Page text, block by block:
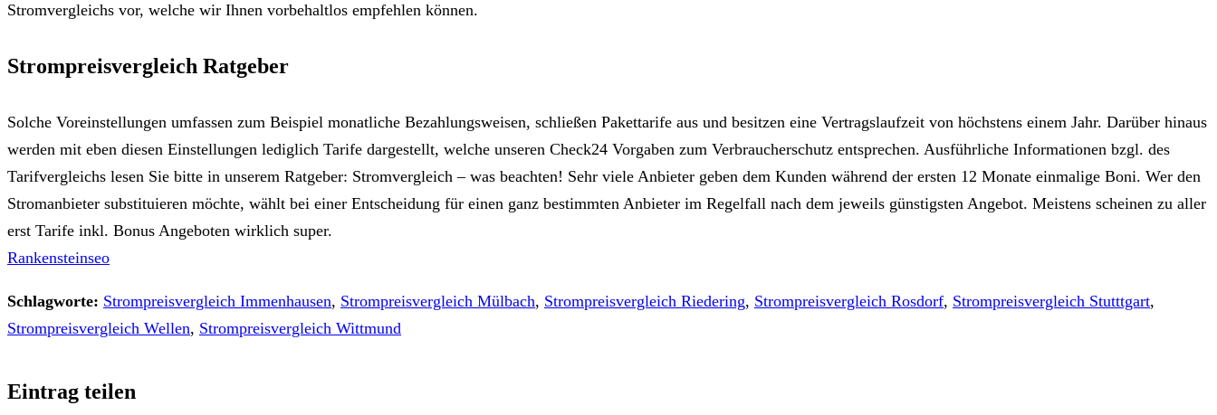
Stromvergleichs vor, welche wir Ihnen vorbehaltlos empfehlen können.
Strompreisvergleich Ratgeber
Solche Voreinstellungen umfassen zum Beispiel monatliche Bezahlungsweisen, schließen Pakettarife aus und besitzen eine Vertragslaufzeit von höchstens einem Jahr. Darüber hinaus
werden mit eben diesen Einstellungen lediglich Tarife dargestellt, welche unseren Check24 Vorgaben zum Verbraucherschutz entsprechen. Ausführliche Informationen bzgl. des
Tarifvergleichs lesen Sie bitte in unserem Ratgeber: Stromvergleich – was beachten! Sehr viele Anbieter geben dem Kunden während der ersten 12 Monate einmalige Boni. Wer den
Stromanbieter substituieren möchte, wählt bei einer Entscheidung für einen ganz bestimmten Anbieter im Regelfall nach dem jeweils günstigsten Angebot. Meistens scheinen zu aller
erst Tarife inkl. Bonus Angeboten wirklich super.
Rankensteinseo
Schlagworte: Strompreisvergleich Immenhausen, Strompreisvergleich Mülbach, Strompreisvergleich Riedering, Strompreisvergleich Rosdorf, Strompreisvergleich Stutttgart,
Strompreisvergleich Wellen, Strompreisvergleich Wittmund
Eintrag teilen